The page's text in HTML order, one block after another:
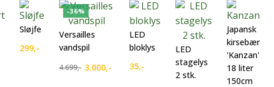
Sløjfe
299,-
-36%
Versailles
vandspil
4.699,-
Den
3.000,-
Den
LED
bloklys
35,-
LED
stagelys
2 stk.
Japansk
kirsebær
'Kanzan'
18 liter
150cm